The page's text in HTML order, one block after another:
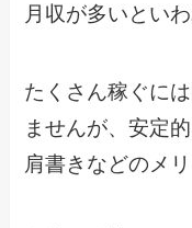
月収が多いとい
たくさん稼ぐに
ませんが、安定
肩書きなどのメ